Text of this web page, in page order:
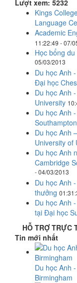
Lượt xem: 5232
Kings
Language
Academic
11:22:49 - 07/
Học bổng
05/03/2013
Du học Anh
Đại học
Du học Anh
University
Du học Anh
Southampton
Du học Anh
University of
Du học Anh
Cambridge
- 04/03/2013
Du học Anh
thưởng
Du học Anh
tại Đại học
HỖ TRỢ TRỰC
Tin mới nhất
Du học Anh
Birmingham